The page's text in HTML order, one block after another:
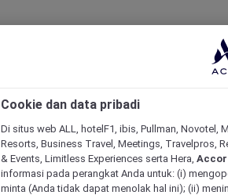
Cookie dan data pribadi
Di situs web ALL, hotelF1, ibis, Pullman, Novotel,
Resorts, Business Travel, Meetings, Travelpros,
& Events, Limitless Experiences serta Hera,
informasi pada perangkat Anda untuk: (i)
minta (Anda tidak dapat menolak hal ini); (ii)